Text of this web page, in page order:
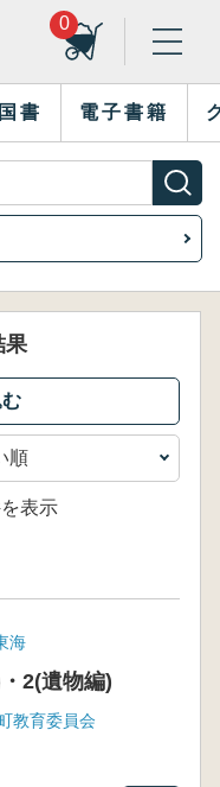
0
書 電子書籍
果
表示
海
2(遺物編)
教育委員会